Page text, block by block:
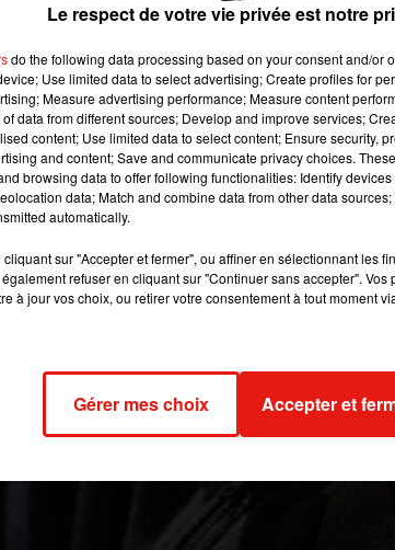
à 9h35 par Maud Tambellini
depuis le 30 janvier l'exposition «
roux au travers d'-uvres assez
Pixabay
pour les petits garçons dans la cour de l’école
de voir à quel point cette couleur capillaire
Hennervient d’ouvrir son exposition « Roux !
20 mai.
Jean-Jacques Henner du nom du musée, mais
des feuilles de Boule et Bill. Sans oublier un
de fabrique. Comptez 6 euros l’entrée au
Le respect de votre vie privée est notre
do the following data processing based on your consent and/or
Use limited data to select advertising; Create profiles for
Measure advertising performance; Measure content
data from different sources; Develop and improve services;
content; Use limited data to select content; Ensure security,
and content; Save and communicate privacy choices.
browsing data to offer following functionalities: Identify
data; Match and combine data from other data
automatically.
sur "Accepter et fermer", ou affiner en sélectionnant les
refuser en cliquant sur "Continuer sans accepter".
à jour vos choix, ou retirer votre consentement à tout moment
Gérer mes choix Accepter et